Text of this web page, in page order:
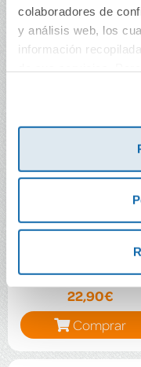
colaboradores de
y análisis web, los
información
Lo que la tierra
22,90€
Comprar